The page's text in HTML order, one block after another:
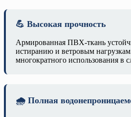
💪 Высокая прочность
Армированная ПВХ-ткань
истиранию и ветровым
многократного использования в
🌧️ Полная